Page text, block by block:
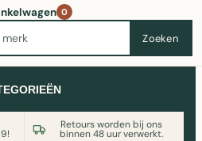
Zoeken
0
Retours worden bij ons
binnen 48 uur verwerkt.
nodig? Vergelijk alle prijzen op